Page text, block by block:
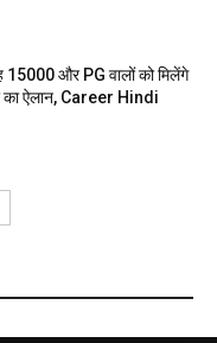
15000 और PG वालों को मिलेंगे
ऐलान, Career Hindi